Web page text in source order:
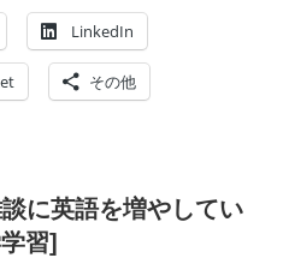
LinkedIn
その他
に英語を増やしてい
習]